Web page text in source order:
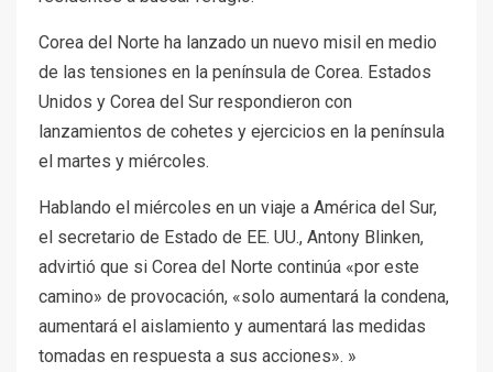
Corea del Norte ha lanzado un nuevo misil en medio
de las tensiones en la península de Corea. Estados
Unidos y Corea del Sur respondieron con
lanzamientos de cohetes y ejercicios en la península
el martes y miércoles.
Hablando el miércoles en un viaje a América del Sur,
el secretario de Estado de EE. UU., Antony Blinken,
advirtió que si Corea del Norte continúa «por este
camino» de provocación, «solo aumentará la condena,
aumentará el aislamiento y aumentará las medidas
tomadas en respuesta a sus acciones». »